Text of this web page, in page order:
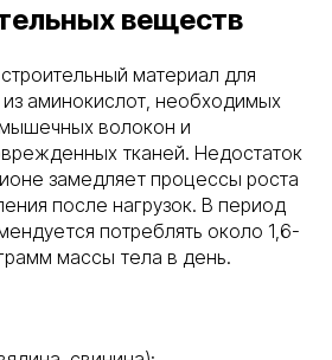
веществ
материал для
аминокислот, необходимых
волокон и
тканей. Недостаток
замедляет процессы роста
после нагрузок. В период
потреблять около 1,6-
массы тела в день.